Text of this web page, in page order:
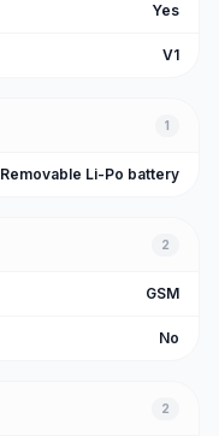
Yes
V1
1
Removable Li-Po battery
2
GSM
No
2